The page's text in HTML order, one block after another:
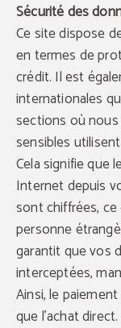
Sécurité des
Ce site dispose
en termes de
crédit. Il est
internationales
sections où
sensibles
Cela signifie que
Internet depuis
sont chiffrées,
personne
garantit que vos
interceptées,
Ainsi, le
que l'achat direct.